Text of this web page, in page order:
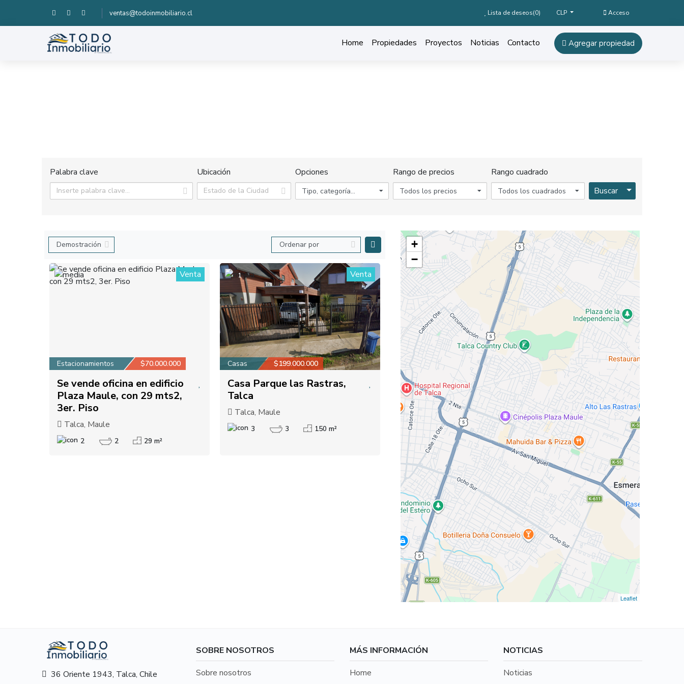
ventas@todoinmobiliario.cl Lista de deseos(0) CLP Acceso
Home Propiedades Proyectos Noticias Contacto Agregar propiedad
Palabra clave Ubicación Opciones
Tipo, categoría...
Rango de precios
Todos los precios
Rango cuadrado
Todos los cuadrados Buscar Toggle
1 Venta
Estacionamientos $70.000.000
Se vende oficina en edificio
Plaza Maule, con 29 mts2,
3er. Piso
Talca, Maule
2 2 29 m²
1 Venta
Casas $199.000.000
Casa Parque las Rastras,
Talca
Talca, Maule
3 3 150 m²
+
−
Leaflet
36 Oriente 1943, Talca, Chile
SOBRE NOSOTROS
Sobre nosotros
MÁS INFORMACIÓN
Home
NOTICIAS
Noticias